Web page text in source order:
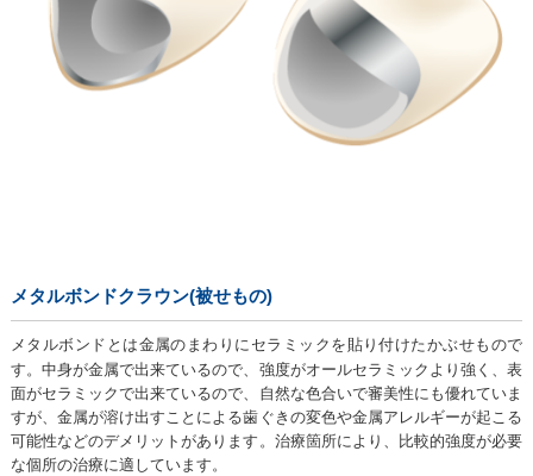
メタルボンドクラウン(被せもの)
メタルボンドとは金属のまわりにセラミックを貼り付けたかぶせもので
す。中身が金属で出来ているので、強度がオールセラミックより強く、表
面がセラミックで出来ているので、自然な色合いで審美性にも優れていま
すが、金属が溶け出すことによる歯ぐきの変色や金属アレルギーが起こる
可能性などのデメリットがあります。治療箇所により、比較的強度が必要
な個所の治療に適しています。